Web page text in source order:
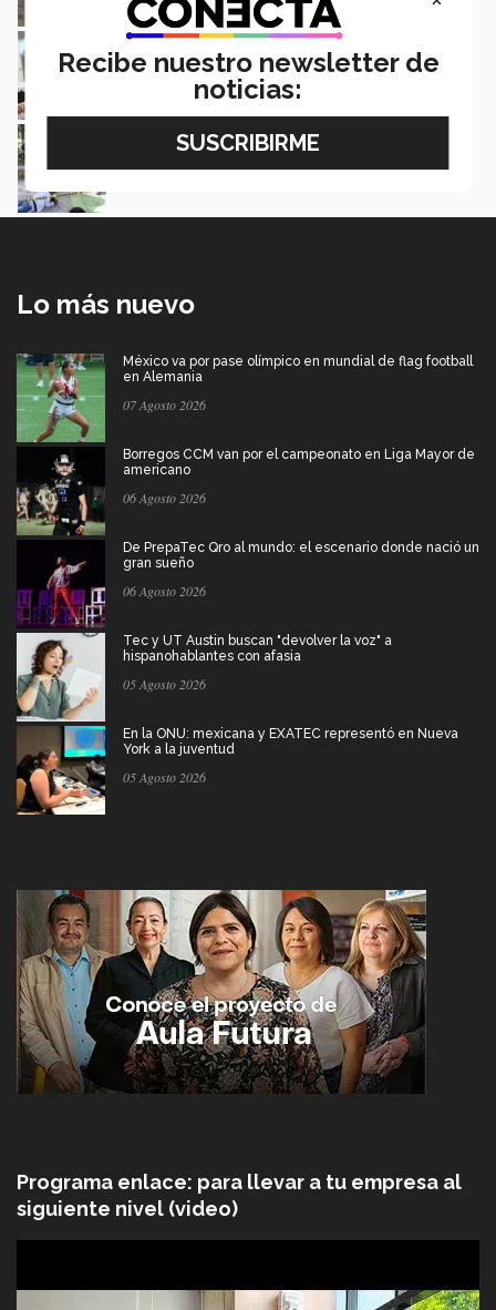
Diez días en prepa y gana Premio Municipal de
la Juventud
Jorge García | Campus Ciudad Juárez
Conoce a los consejeros estudiantiles
Lo más nuevo
México va por pase olímpico en mundial de flag football
en Alemania
07 Agosto 2026
Borregos CCM van por el campeonato en Liga Mayor de
americano
06 Agosto 2026
De PrepaTec Qro al mundo: el escenario donde nació un
gran sueño
06 Agosto 2026
Tec y UT Austin buscan "devolver la voz" a
hispanohablantes con afasia
05 Agosto 2026
En la ONU: mexicana y EXATEC representó en Nueva
York a la juventud
05 Agosto 2026
Programa enlace: para llevar a tu empresa al
siguiente nivel (video)
Recibe nuestro newsletter de
noticias: